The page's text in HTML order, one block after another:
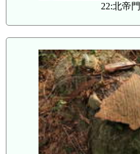
22:北帝門